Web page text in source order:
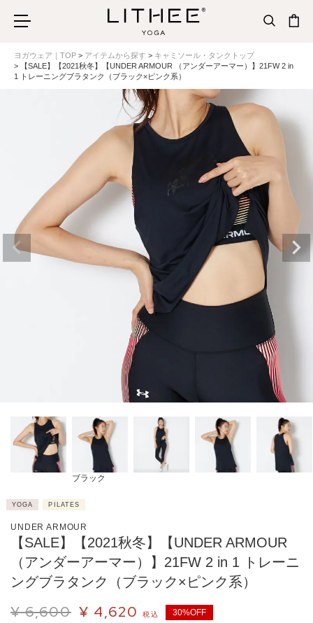
ヨガウェア｜TOP アイテムから探す
キャミソール・タンクトップ
【SALE】【2021秋冬】【UNDER ARMOUR （アンダーアーマー）】21FW 2 in
1 トレーニングブラタンク（ブラック×ピンク系）
ブラック
YOGA PILATES
UNDER ARMOUR
【SALE】【2021秋冬】【UNDER ARMOUR
（アンダーアーマー）】21FW 2 in 1 トレーニ
ングブラタンク（ブラック×ピンク系）
¥ 6,600 ¥ 4,620 税込 30%OFF